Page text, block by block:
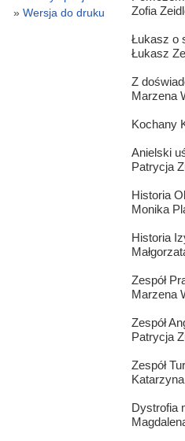
Zofia
Łukasz o
Łukasz
Z
Marzena
Kochany
Anielski
Patrycja
Historia
Monika
Historia
Zespół
Marzena
Zespół
Patrycja
Zespół
Dystrofia
Wersja do druku